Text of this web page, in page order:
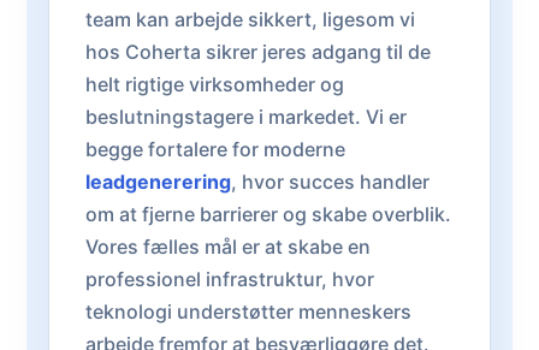
team kan arbejde sikkert, ligesom vi
hos Coherta sikrer jeres adgang til de
helt rigtige virksomheder og
beslutningstagere i markedet. Vi er
begge fortalere for moderne
leadgenerering, hvor succes handler
om at fjerne barrierer og skabe overblik.
Vores fælles mål er at skabe en
professionel infrastruktur, hvor
teknologi understøtter menneskers
arbejde fremfor at besværliggøre det.